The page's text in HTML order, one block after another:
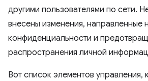
другими пользователями по сети.
внесены изменения, направленные
конфиденциальности и
распространения личной
Вот список элементов